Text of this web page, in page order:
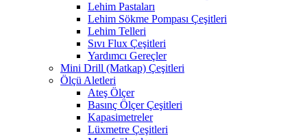
Lehim Pastaları
Lehim Sökme Pompası Çeşitleri
Lehim Telleri
Sıvı Flux Çeşitleri
Yardımcı Gereçler
Mini Drill (Matkap) Çeşitleri
Ölçü Aletleri
Ateş Ölçer
Basınç Ölçer Çeşitleri
Kapasimetreler
Lüxmetre Çeşitleri